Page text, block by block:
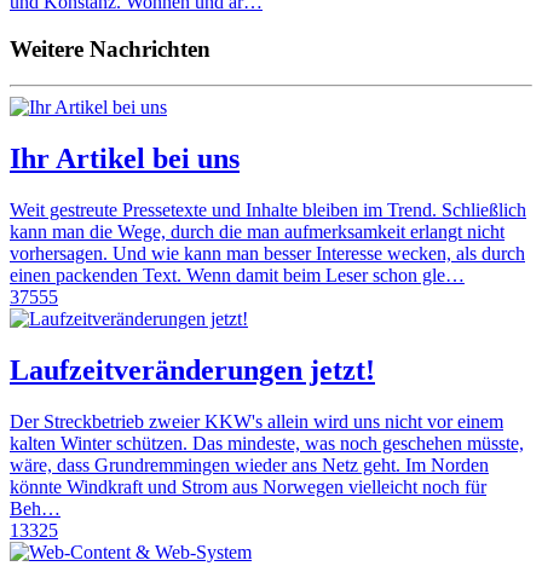
Weitere Nachrichten
Ihr Artikel bei uns
Weit gestreute Pressetexte und Inhalte bleiben im Trend. Schließlich
kann man die Wege, durch die man aufmerksamkeit erlangt nicht
vorhersagen. Und wie kann man besser Interesse wecken, als durch
einen packenden Text. Wenn damit beim Leser schon gle…
37555
Laufzeitveränderungen jetzt!
Der Streckbetrieb zweier KKW's allein wird uns nicht vor einem
kalten Winter schützen. Das mindeste, was noch geschehen müsste,
wäre, dass Grundremmingen wieder ans Netz geht. Im Norden
könnte Windkraft und Strom aus Norwegen vielleicht noch für
Beh…
13325